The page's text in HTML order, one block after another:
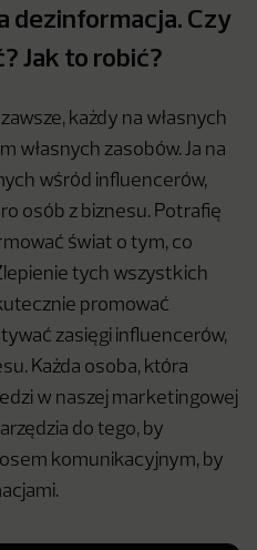
dezinformacja. Czy
Jak to robić?
każdy na własnych
własnych zasobów. Ja na
wśród influencerów,
osób z biznesu. Potrafię
świat o tym, co
tych wszystkich
promować
zasięgi influencerów,
Każda osoba, która
w naszej marketingowej
do tego, by
komunikacyjnym, by